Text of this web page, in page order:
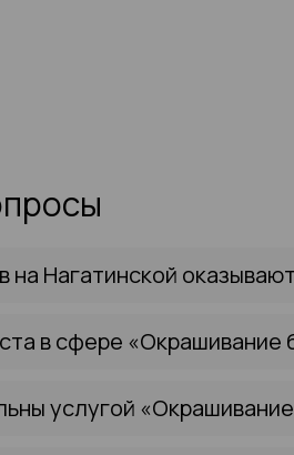
на Нагатинской
в сфере «Окрашивание
услугой